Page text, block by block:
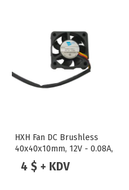
HXH Fan DC Brushless
40x40x10mm, 12V - 0.08A,
Model HDB0412MG-F
4 $ + KDV